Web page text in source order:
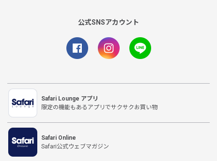
公式SNSアカウント
Safari Lounge アプリ
限定の機能もあるアプリでサクサクお買い物
Safari Online
Safari公式ウェブマガジン